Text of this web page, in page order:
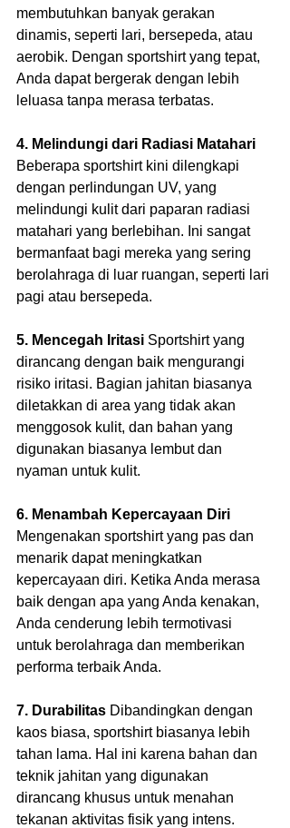
membutuhkan banyak gerakan
dinamis, seperti lari, bersepeda, atau
aerobik. Dengan sportshirt yang tepat,
Anda dapat bergerak dengan lebih
leluasa tanpa merasa terbatas.
4. Melindungi dari Radiasi Matahari
Beberapa sportshirt kini dilengkapi
dengan perlindungan UV, yang
melindungi kulit dari paparan radiasi
matahari yang berlebihan. Ini sangat
bermanfaat bagi mereka yang sering
berolahraga di luar ruangan, seperti lari
pagi atau bersepeda.
5. Mencegah Iritasi Sportshirt yang
dirancang dengan baik mengurangi
risiko iritasi. Bagian jahitan biasanya
diletakkan di area yang tidak akan
menggosok kulit, dan bahan yang
digunakan biasanya lembut dan
nyaman untuk kulit.
6. Menambah Kepercayaan Diri
Mengenakan sportshirt yang pas dan
menarik dapat meningkatkan
kepercayaan diri. Ketika Anda merasa
baik dengan apa yang Anda kenakan,
Anda cenderung lebih termotivasi
untuk berolahraga dan memberikan
performa terbaik Anda.
7. Durabilitas Dibandingkan dengan
kaos biasa, sportshirt biasanya lebih
tahan lama. Hal ini karena bahan dan
teknik jahitan yang digunakan
dirancang khusus untuk menahan
tekanan aktivitas fisik yang intens.